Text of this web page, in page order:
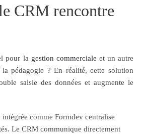
CRM rencontre
pour la gestion commerciale et un autre
pédagogie ? En réalité, cette solution
saisie des données et augmente le
comme Formdev centralise
Le CRM communique directement